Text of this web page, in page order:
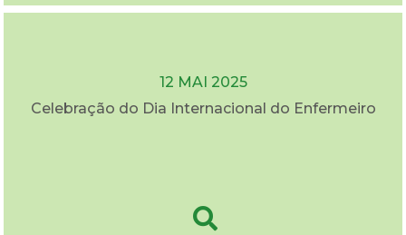
12 MAI 2025
Celebração do Dia Internacional do Enfermeiro